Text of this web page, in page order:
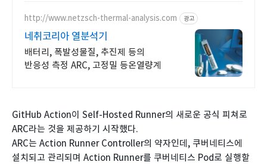
http://www.netzsch-thermal-analysis.com 광고
네취코리아 열분석기
배터리, 폭발성물질, 추진제 등의
반응성 측정 ARC, 고정밀 등온열량계
GitHub Action이 Self-Hosted Runner의 새로운 공식 피쳐로
ARC라는 것을 제공하기 시작했다.
ARC는 Action Runner Controller의 약자인데, 쿠버네티스에
설치되고 관리되며 Action Runner를 쿠버네티스 Pod로 실행할